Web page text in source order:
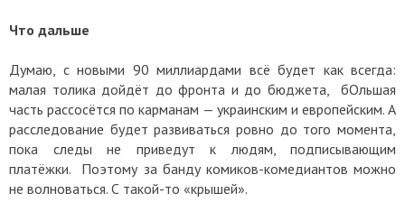
Что дальше
Думаю, с новыми 90 миллиардами всё будет как всегда:
малая толика дойдёт до фронта и до бюджета, бОльшая
часть рассосётся по карманам — украинским и европейским. А
расследование будет развиваться ровно до того момента,
пока следы не приведут к людям, подписывающим
платёжки. Поэтому за банду комиков-комедиантов можно
не волноваться. С такой-то «крышей».